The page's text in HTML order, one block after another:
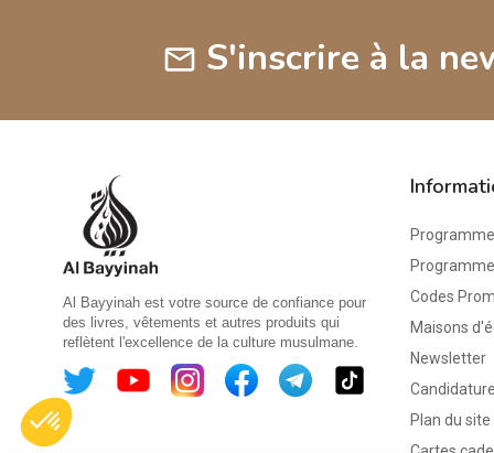
mail S'inscrire à la
Al Bayyinah est votre source de confiance pour
des livres, vêtements et autres produits qui
reflètent l'excellence de la culture musulmane.
Codes
Maisons
Newsletter
Plan du site